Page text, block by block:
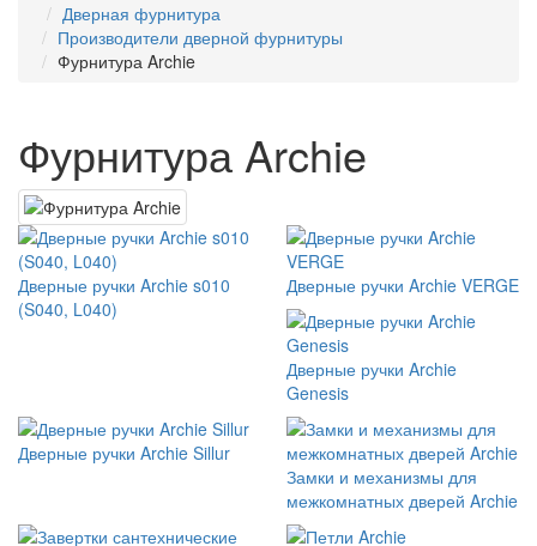
Дверная фурнитура
Производители дверной фурнитуры
Фурнитура Archie
Фурнитура Archie
Дверные ручки Archie s010
(S040, L040)
Дверные ручки Archie VERGE
Дверные ручки Archie
Genesis
Дверные ручки Archie Sillur
Замки и механизмы для
межкомнатных дверей Archie